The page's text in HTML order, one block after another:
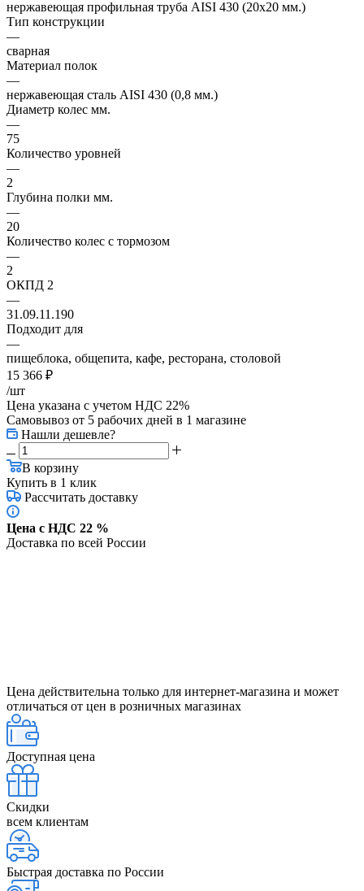
нержавеющая профильная труба AISI 430 (20х20 мм.)
Тип конструкции
—
сварная
Материал полок
—
нержавеющая сталь AISI 430 (0,8 мм.)
Диаметр колес мм.
—
75
Количество уровней
—
2
Глубина полки мм.
—
20
Количество колес с тормозом
—
2
ОКПД 2
—
31.09.11.190
Подходит для
—
пищеблока, общепита, кафе, ресторана, столовой
15 366 ₽
/шт
Цена указана с учетом НДС 22%
Самовывоз от 5 рабочих дней в 1 магазине
Нашли дешевле?
В корзину
Купить в 1 клик
Рассчитать доставку
Цена с НДС 22 %
Доставка по всей России
Цена действительна только для интернет-магазина и может
отличаться от цен в розничных магазинах
Доступная цена
Скидки
всем клиентам
Быстрая доставка по России